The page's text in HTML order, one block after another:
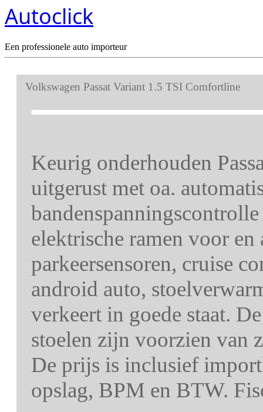
Autoclick
Een professionele auto importeur
Volkswagen Passat Variant 1.5 TSI Comfortline
Keurig onderhouden
uitgerust met oa.
elektrische ramen voor
parkeersensoren, cruise
android auto,
verkeert in goede staat.
stoelen zijn voorzien van
De prijs is inclusief
opslag, BPM en BTW.